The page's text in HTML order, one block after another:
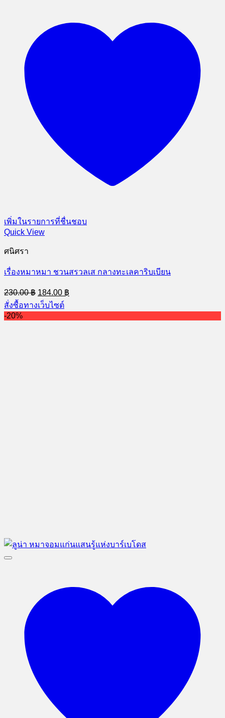
เพิ่มในรายการที่ชื่นชอบ
Quick View
ศนิศรา
เรื่องหมาหมา ชวนสรวลเส กลางทะเลคาริบเบียน
230.00฿ Original
price
was:
230.00 ฿.
184.00 ฿
price
184.00 ฿.
สั่งซื้อทางเว็บไซต์
-20%